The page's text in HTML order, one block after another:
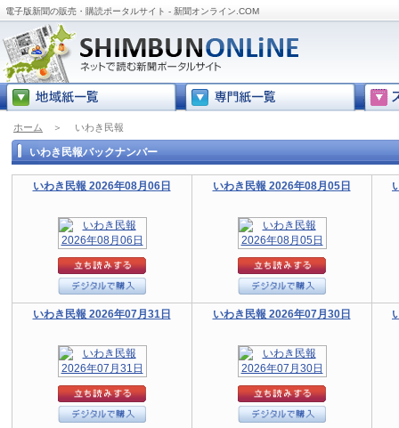
電子版新聞の販売・購読ポータルサイト - 新聞オンライン.COM
ホーム ＞ いわき民報
いわき民報バックナンバー
いわき民報 2026年08月06日 いわき民報 2026年08月05日
いわき民報 2026年07月31日 いわき民報 2026年07月30日